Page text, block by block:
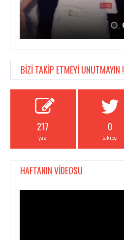
BİZİ TAKİP ETMEYİ UNUTMAYIN !
217
yazı
0
takipçi
HAFTANIN VİDEOSU